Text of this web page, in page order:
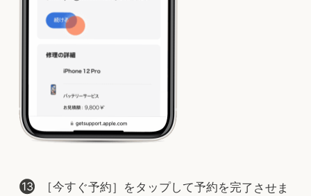
［今すぐ予約］をタップして予約を完了させま